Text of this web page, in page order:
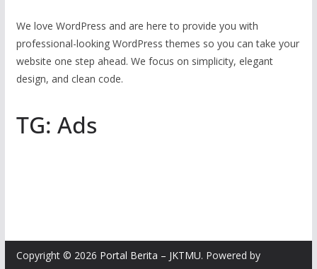
We love WordPress and are here to provide you with
professional-looking WordPress themes so you can take your
website one step ahead. We focus on simplicity, elegant
design, and clean code.
TG: Ads
Copyright © 2026 Portal Berita – JKTMU. Powered by